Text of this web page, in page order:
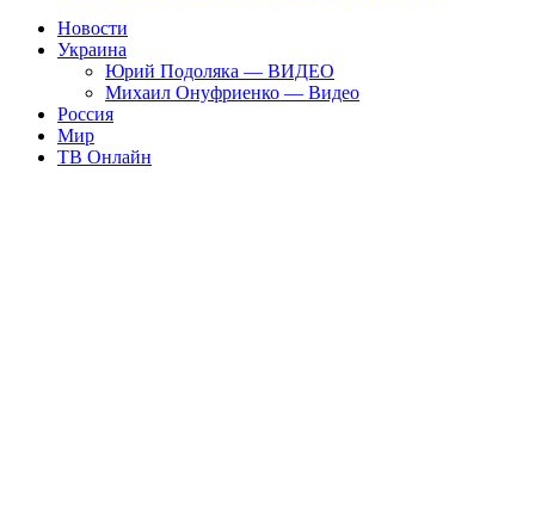
Новости
Украина
Юрий Подоляка — ВИДЕО
Михаил Онуфриенко — Видео
Россия
Мир
ТВ Онлайн